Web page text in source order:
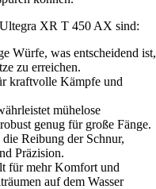
XR T 450 AX sind:
Würfe, was entscheidend ist,
zu erreichen.
kraftvolle Kämpfe und
mühelose
genug für große Fänge.
Reibung der Schnur,
Präzision.
für mehr Komfort und
auf dem Wasser